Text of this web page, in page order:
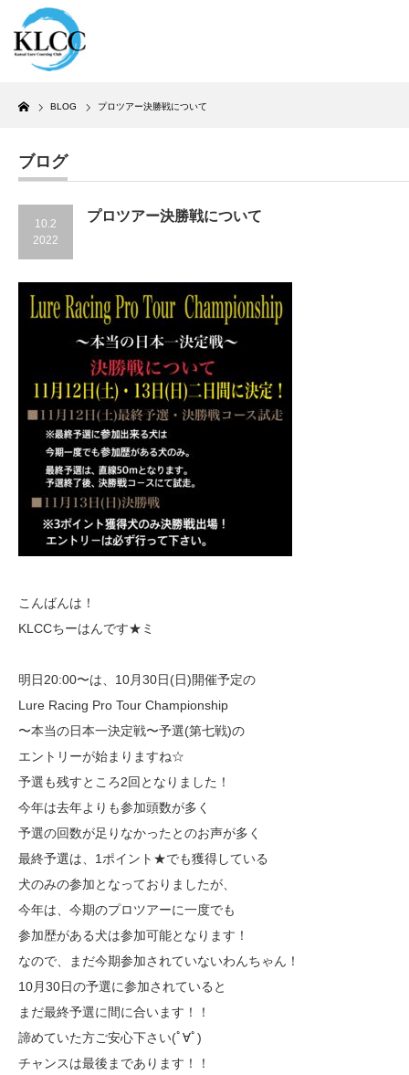
Home
BLOG プロツアー決勝戦について
ブログ
10.2
2022
プロツアー決勝戦について
こんばんは！
KLCCちーはんです★ミ
明日20:00〜は、10月30日(日)開催予定の
Lure Racing Pro Tour Championship
〜本当の日本一決定戦〜予選(第七戦)の
エントリーが始まりますね☆
予選も残すところ2回となりました！
今年は去年よりも参加頭数が多く
予選の回数が足りなかったとのお声が多く
最終予選は、1ポイント★でも獲得している
犬のみの参加となっておりましたが、
今年は、今期のプロツアーに一度でも
参加歴がある犬は参加可能となります！
なので、まだ今期参加されていないわんちゃん！
10月30日の予選に参加されていると
まだ最終予選に間に合います！！
諦めていた方ご安心下さい(ﾟ∀ﾟ)
チャンスは最後まであります！！